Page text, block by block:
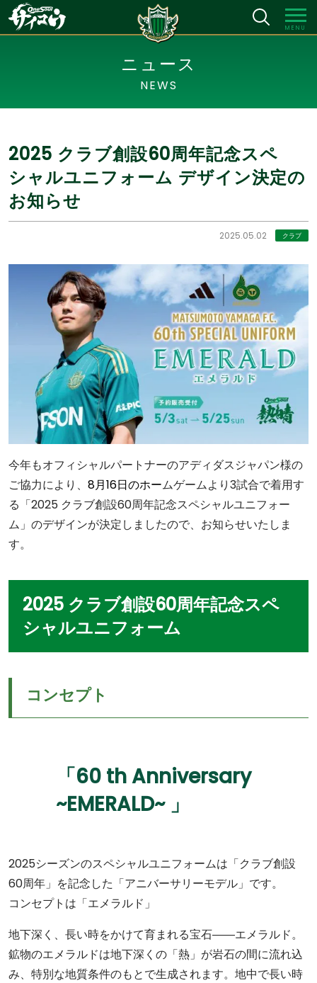
MENU
ニュース
NEWS
2025 クラブ創設60周年記念スペ
シャルユニフォーム デザイン決定の
お知らせ
2025.05.02 クラブ
今年もオフィシャルパートナーのアディダスジャパン様の
ご協力により、 8月16日のホームゲームより3試合で着用す
る「2025 クラブ創設60周年記念スペシャルユニフォー
ム」のデザインが決定しましたので、お知らせいたしま
す。
2025 クラブ創設60周年記念スペ
シャルユニフォーム
コンセプト
「60 th Anniversary
~EMERALD~ 」
2025シーズンのスペシャルユニフォームは「クラブ創設
60周年」を記念した「アニバーサリーモデル」です。
コンセプトは「エメラルド」
地下深く、長い時をかけて育まれる宝石――エメラルド。
鉱物のエメラルドは地下深くの「熱」が岩石の間に流れ込
み、特別な地質条件のもとで生成されます。地中で長い時